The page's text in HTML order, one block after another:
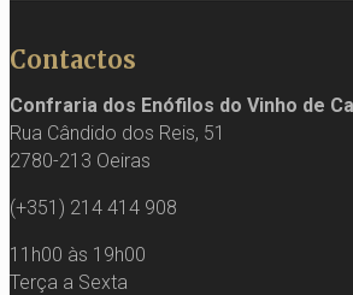
Contactos
Confraria dos Enófilos do Vinho de
Rua Cândido dos Reis, 51
2780-213 Oeiras
(+351) 214 414 908
11h00 às 19h00
Terça a Sexta